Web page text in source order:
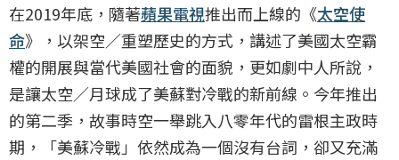
在2019年底，隨著蘋果電視推出而上線的《太空使
命》，以架空／重塑歷史的方式，講述了美國太空霸
權的開展與當代美國社會的面貌，更如劇中人所說，
是讓太空／月球成了美蘇對冷戰的新前線。今年推出
的第二季，故事時空一舉跳入八零年代的雷根主政時
期，「美蘇冷戰」依然成為一個沒有台詞，卻又充滿